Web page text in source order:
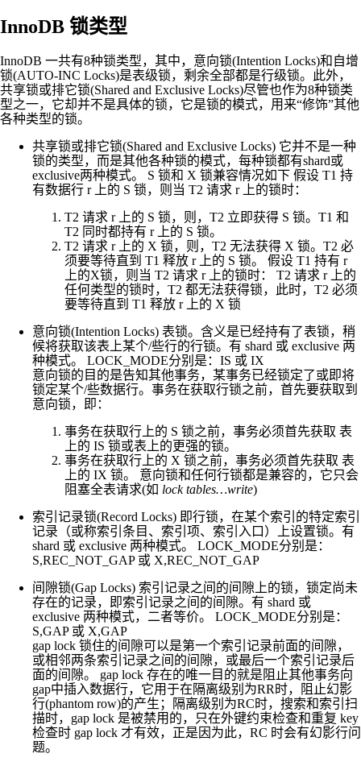
InnoDB 锁类型
InnoDB 一共有8种锁类型，其中，意向锁(Intention Locks)和自增
锁(AUTO-INC Locks)是表级锁，剩余全部都是行级锁。此外，
共享锁或排它锁(Shared and Exclusive Locks)尽管也作为8种锁类
型之一，它却并不是具体的锁，它是锁的模式，用来“修饰”其他
各种类型的锁。
共享锁或排它锁(Shared and Exclusive Locks) 它并不是一种
锁的类型，而是其他各种锁的模式，每种锁都有shard或
exclusive两种模式。 S 锁和 X 锁兼容情况如下 假设 T1 持
有数据行 r 上的 S 锁，则当 T2 请求 r 上的锁时：
T2 请求 r 上的 S 锁，则，T2 立即获得 S 锁。T1 和
T2 同时都持有 r 上的 S 锁。
T2 请求 r 上的 X 锁，则，T2 无法获得 X 锁。T2 必
须要等待直到 T1 释放 r 上的 S 锁。 假设 T1 持有 r
上的X锁，则当 T2 请求 r 上的锁时： T2 请求 r 上的
任何类型的锁时，T2 都无法获得锁，此时，T2 必须
要等待直到 T1 释放 r 上的 X 锁
意向锁(Intention Locks) 表锁。含义是已经持有了表锁，稍
候将获取该表上某个/些行的行锁。有 shard 或 exclusive 两
种模式。 LOCK_MODE分别是：IS 或 IX
意向锁的目的是告知其他事务，某事务已经锁定了或即将
锁定某个/些数据行。事务在获取行锁之前，首先要获取到
意向锁，即：
事务在获取行上的 S 锁之前，事务必须首先获取 表
上的 IS 锁或表上的更强的锁。
事务在获取行上的 X 锁之前，事务必须首先获取 表
上的 IX 锁。 意向锁和任何行锁都是兼容的，它只会
阻塞全表请求(如 lock tables…write)
索引记录锁(Record Locks) 即行锁，在某个索引的特定索引
记录（或称索引条目、索引项、索引入口）上设置锁。有
shard 或 exclusive 两种模式。 LOCK_MODE分别是：
S,REC_NOT_GAP 或 X,REC_NOT_GAP
间隙锁(Gap Locks) 索引记录之间的间隙上的锁，锁定尚未
存在的记录，即索引记录之间的间隙。有 shard 或
exclusive 两种模式，二者等价。 LOCK_MODE分别是：
S,GAP 或 X,GAP
gap lock 锁住的间隙可以是第一个索引记录前面的间隙，
或相邻两条索引记录之间的间隙，或最后一个索引记录后
面的间隙。 gap lock 存在的唯一目的就是阻止其他事务向
gap中插入数据行，它用于在隔离级别为RR时，阻止幻影
行(phantom row)的产生；隔离级别为RC时，搜索和索引扫
描时，gap lock 是被禁用的，只在外键约束检查和重复 key
检查时 gap lock 才有效，正是因为此，RC 时会有幻影行问
题。